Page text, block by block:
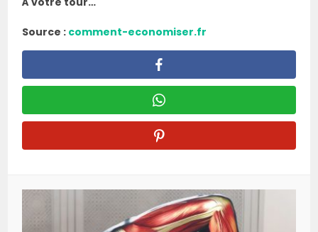
Source : comment-economiser.fr